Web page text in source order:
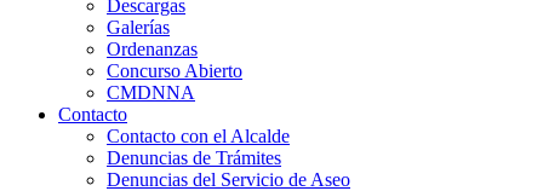
Descargas
Galerías
Ordenanzas
Concurso Abierto
CMDNNA
Contacto
Contacto con el Alcalde
Denuncias de Trámites
Denuncias del Servicio de Aseo